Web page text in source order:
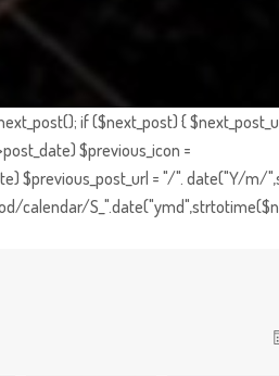
if ($next_post) {
$previous_icon =
$previous_post_url = "/". date("Y/m/
calendar/